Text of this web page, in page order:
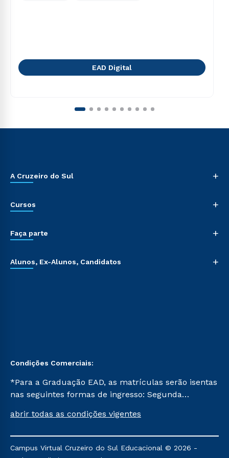
EAD Digital
A Cruzeiro do Sul +
Cursos +
Faça parte +
Alunos, Ex-Alunos, Candidatos +
Condições Comerciais:
*Para a Graduação EAD, as matrículas serão isentas
nas seguintes formas de ingresso: Segunda
Já para as demais, a taxa de matrícula será de R$
mencionadas são referentes aos cursos: Ensino
Religioso, Geografia para a Docência e Metodologia
abrir todas as condições vigentes
Campus Virtual Cruzeiro do Sul Educacional © 2026 -